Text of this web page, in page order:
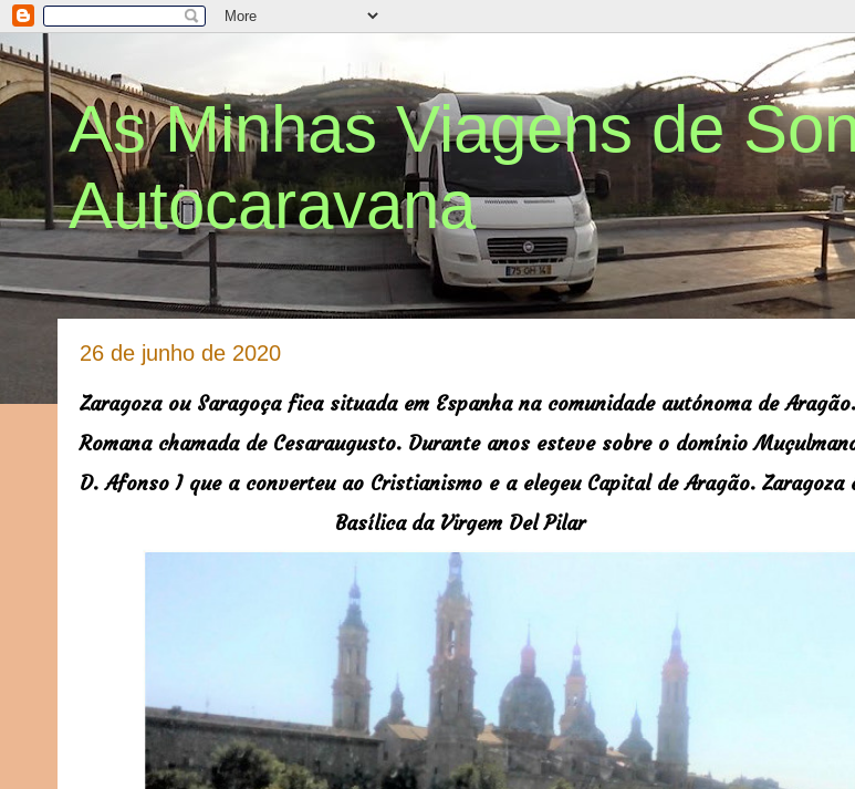
As Minhas Viagens de
Autocaravana
26 de junho de 2020
Zaragoza ou Saragoça fica situada em Espanha na comunidade autónoma de Aragão.
Romana chamada de Cesaraugusto. Durante anos esteve sobre o domínio
D. Afonso I que a converteu ao Cristianismo e a elegeu Capital de Aragão. Zaragoza
Basílica da Virgem Del Pilar